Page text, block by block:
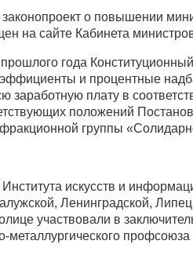
о повышении
на сайте Кабинета
года
и процентные
плату в
положений
группы
искусств и
Ленинградской,
участвовали в